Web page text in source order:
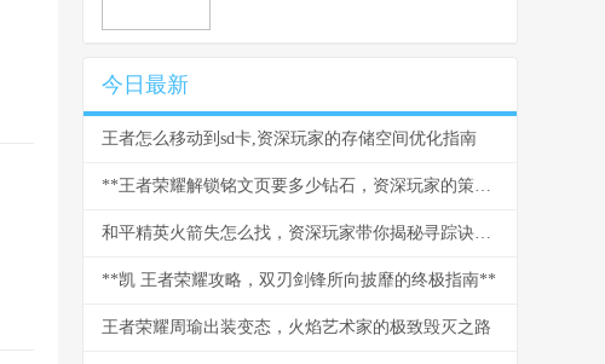
今日最新
王者怎么移动到sd卡,资深玩家的存储空间优化指南
**王者荣耀解锁铭文页要多少钻石，资深玩家的策略与情怀**
和平精英火箭失怎么找，资深玩家带你揭秘寻踪诀窍副标题
**凯 王者荣耀攻略，双刃剑锋所向披靡的终极指南**
王者荣耀周瑜出装变态，火焰艺术家的极致毁灭之路